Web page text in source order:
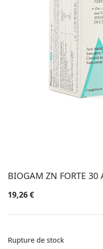
BIOGAM ZN FORTE 30
19,26€
Rupture de stock